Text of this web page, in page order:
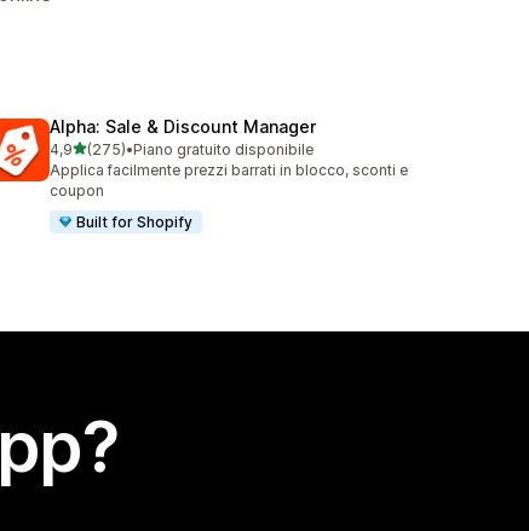
Alpha: Sale & Discount Manager
4,9stelle su 5
(275)
275 recensioni totali
•Piano gratuito disponibile
Applica facilmente prezzi barrati in blocco, sconti e
coupon
Built for Shopify